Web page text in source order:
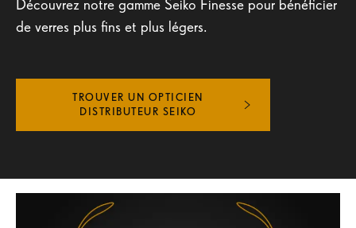
Découvrez notre gamme Seiko Finesse pour bénéficier
de verres plus fins et plus légers.
TROUVER UN OPTICIEN
DISTRIBUTEUR SEIKO